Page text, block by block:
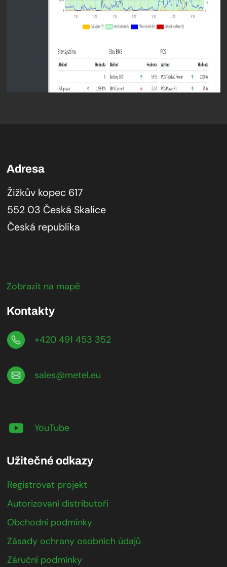
Adresa
Žižkův kopec 617
552 03 Česká Skalice
Česká republika
Zobrazit na mapě
Kontakty
+420 491 453 352
sales@metel.eu
YouTube
Užitečné odkazy
Registrovat projekt
Autorizovaní distributoři
Obchodní podmínky
Zásady ochrany osobních údajů
Záruční podmínky